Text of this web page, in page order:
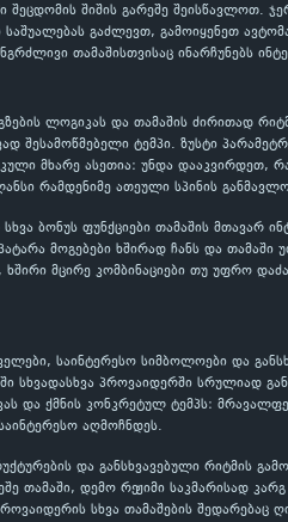
შეცდომის შიშის გარეშე შეისწავლოთ.
გაძლევთ, გამოიყენეთ
თამაშისთვისაც ინარჩუნებს
ლოგიკას და თამაშის ძირითად
შესამოწმებელი ტემპი. ზუსტი
მხარე ასეთია: უნდა დააკვირდეთ,
რამდენიმე ათეული სპინის
ბონუს ფუნქციები თამაშის მთავარ
მოგებები ხშირად ჩანს და
მცირე კომბინაციები თუ უფრო
საინტერესო სიმბოლოები და
სხვადასხვა პროვაიდერში სრულიად
და ქმნის კონკრეტულ ტემპს:
აღმოჩნდეს.
და განსხვავებული რიტმის
თამაში, დემო რეჟიმი საკმარისად
სხვა თამაშების შედარებაც